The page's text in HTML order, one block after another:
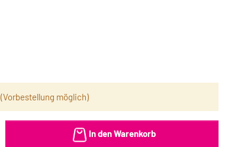
(Vorbestellung möglich)
In den Warenkorb